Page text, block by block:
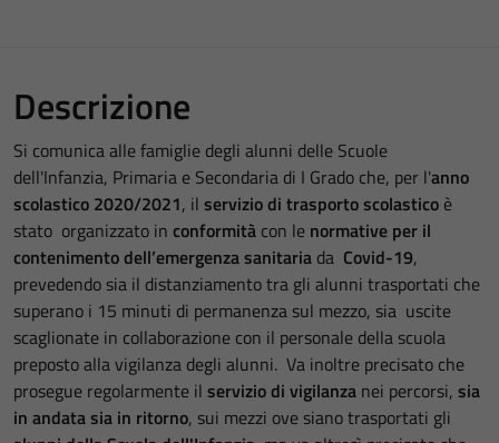
Descrizione
Si comunica alle famiglie degli alunni delle Scuole
dell'Infanzia, Primaria e Secondaria di I Grado che, per l'anno
scolastico 2020/2021, il servizio di trasporto scolastico è
stato organizzato in conformità con le normative per il
contenimento dell’emergenza sanitaria da Covid-19,
prevedendo sia il distanziamento tra gli alunni trasportati che
superano i 15 minuti di permanenza sul mezzo, sia uscite
scaglionate in collaborazione con il personale della scuola
preposto alla vigilanza degli alunni. Va inoltre precisato che
prosegue regolarmente il servizio di vigilanza nei percorsi, sia
in andata sia in ritorno, sui mezzi ove siano trasportati gli